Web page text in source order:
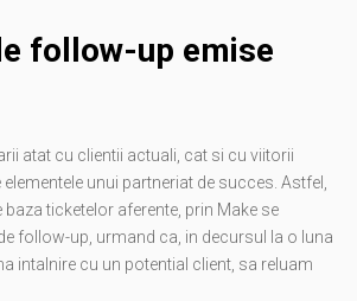
follow-up emise
atat cu clientii actuali, cat si cu viitorii
unui partneriat de succes. Astfel,
baza ticketelor aferente, prin Make se
follow-up, urmand ca, in decursul la o luna
intalnire cu un potential client, sa reluam